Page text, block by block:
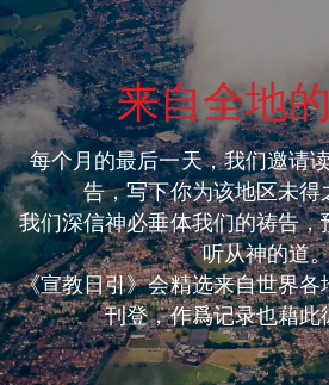
来自全地
每个月的最后一天，我们邀请
告，写下你为该地区未得
我们深信神必垂体我们的祷告
听从神的道
《宣教日引》会精选来自世界
刊登，作爲记录也藉此